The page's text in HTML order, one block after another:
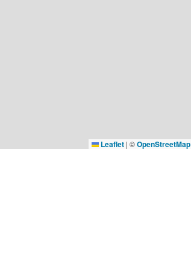
Leaflet | ©OpenStreetMap